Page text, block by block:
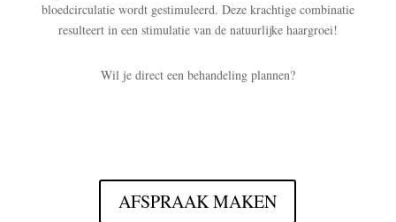
bloedcirculatie wordt gestimuleerd. Deze krachtige combinatie
resulteert in een stimulatie van de natuurlijke haargroei!
Wil je direct een behandeling plannen?
AFSPRAAK MAKEN